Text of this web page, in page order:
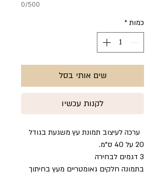
0/500
כמות *
שים אותי בסל
לקנות עכשיו
ערכה לעיצוב תמונת עץ משגעת בגודל
20 על 40 ס"מ.
3 דגמים לבחירה
בתמונה חלקים גאומטריים מעץ בחיתוך